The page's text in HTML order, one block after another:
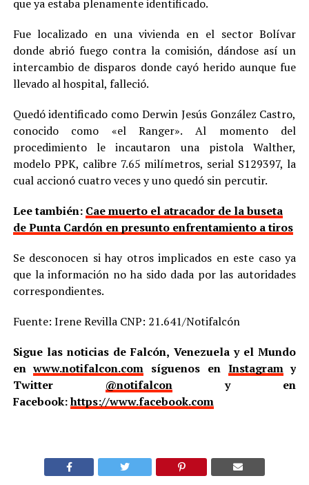
que ya estaba plenamente identificado.
Fue localizado en una vivienda en el sector Bolívar
donde abrió fuego contra la comisión, dándose así un
intercambio de disparos donde cayó herido aunque fue
llevado al hospital, falleció.
Quedó identificado como Derwin Jesús González Castro,
conocido como «el Ranger». Al momento del
procedimiento le incautaron una pistola Walther,
modelo PPK, calibre 7.65 milímetros, serial S129397, la
cual accionó cuatro veces y uno quedó sin percutir.
Lee también: Cae muerto el atracador de la buseta
de Punta Cardón en presunto enfrentamiento a tiros
Se desconocen si hay otros implicados en este caso ya
que la información no ha sido dada por las autoridades
correspondientes.
Fuente: Irene Revilla CNP: 21.641/Notifalcón
Sigue las noticias de Falcón, Venezuela y el Mundo
enwww.notifalcon.com síguenos en Instagramy
Twitter @notifalcony en
Facebook:https://www.facebook.com